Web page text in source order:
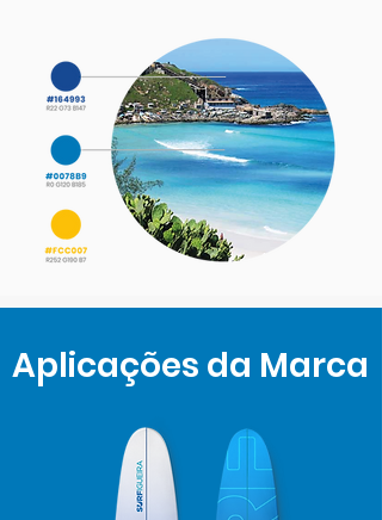
Aplicações da Marca